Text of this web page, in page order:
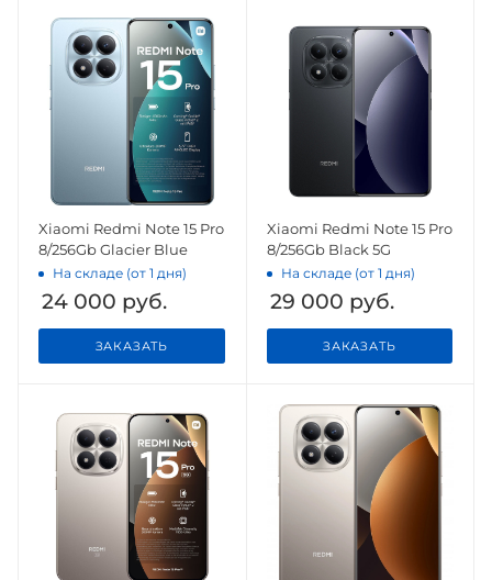
Xiaomi Redmi Note 15 Pro
8/256Gb Glacier Blue
На складе (от 1 дня)
24 000 руб.
ЗАКАЗАТЬ
Xiaomi Redmi Note 15 Pro
8/256Gb Black 5G
На складе (от 1 дня)
29 000 руб.
ЗАКАЗАТЬ